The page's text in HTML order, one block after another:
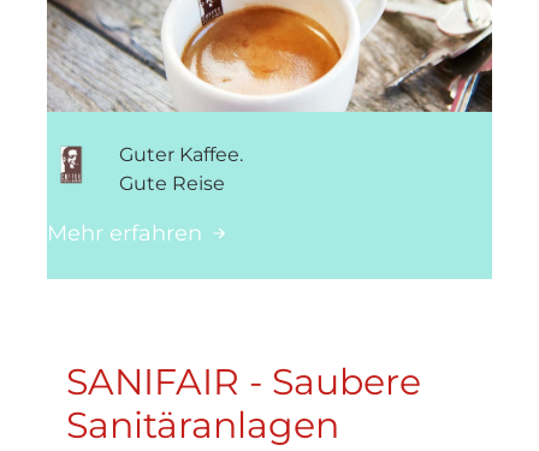
Guter Kaffee.
Gute Reise
Mehr erfahren
SANIFAIR - Saubere
Sanitäranlagen